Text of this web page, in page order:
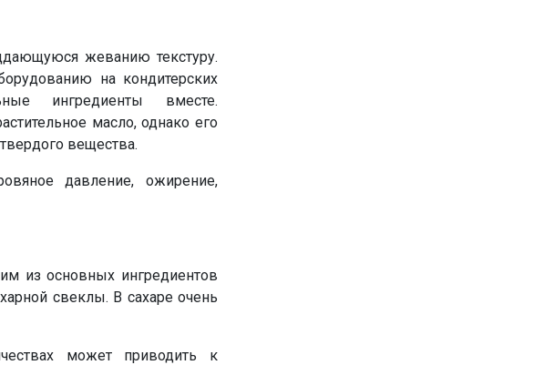
жеванию текстуру.
на кондитерских
ингредиенты вместе.
масло, однако его
вещества.
давление, ожирение,
из основных ингредиентов
свеклы. В сахаре очень
может приводить к